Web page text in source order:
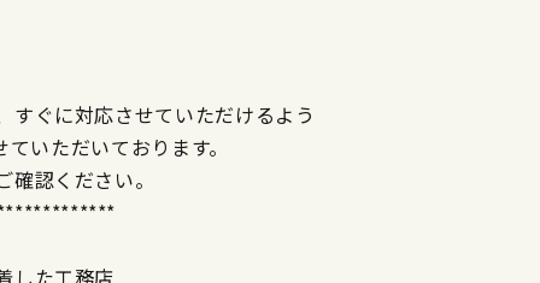
ぐに対応させていただけるよう
いただいております。
認ください。
した工務店